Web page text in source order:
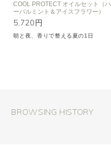
COOL PROTECT オイルセット（ハ
ーバルミント＆アイスフラワー）
5,720円
朝と夜、香りで整える夏の1日
BROWSING HISTORY